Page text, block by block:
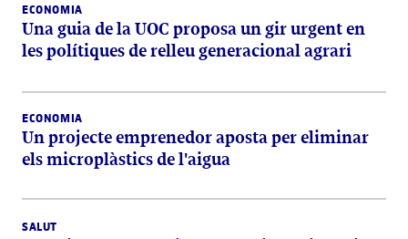
ECONOMIA
Una guia de la UOC proposa un gir urgent en
les polítiques de relleu generacional agrari
ECONOMIA
Un projecte emprenedor aposta per eliminar
els microplàstics de l'aigua
SALUT